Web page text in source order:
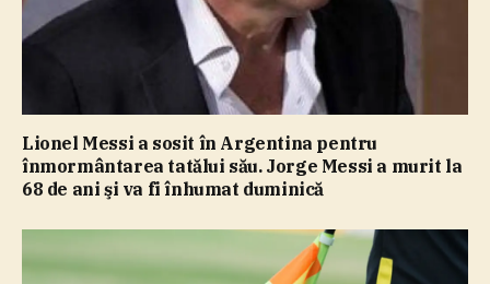
Lionel Messi a sosit în Argentina pentru
înmormântarea tatălui său. Jorge Messi a murit la
68 de ani şi va fi înhumat duminică